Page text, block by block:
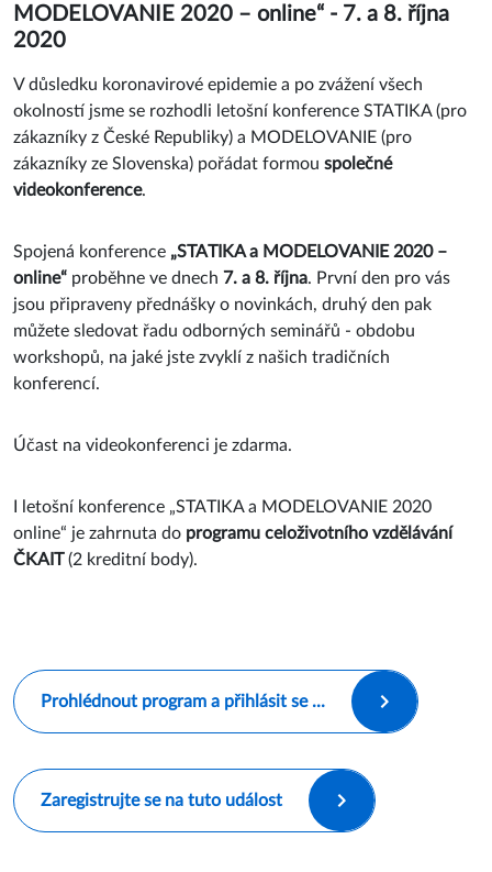
MODELOVANIE 2020 – online“ - 7. a 8. října
2020
V důsledku koronavirové epidemie a po zvážení všech
okolností jsme se rozhodli letošní konference STATIKA (pro
zákazníky z České Republiky) a MODELOVANIE (pro
zákazníky ze Slovenska) pořádat formou společné
videokonference.
Spojená konference „STATIKA a MODELOVANIE 2020 –
online“ proběhne ve dnech 7. a 8. října. První den pro vás
jsou připraveny přednášky o novinkách, druhý den pak
můžete sledovat řadu odborných seminářů - obdobu
workshopů, na jaké jste zvyklí z našich tradičních
konferencí.
Účast na videokonferenci je zdarma.
I letošní konference „STATIKA a MODELOVANIE 2020
online“ je zahrnuta do programu celoživotního vzdělávání
ČKAIT(2 kreditní body).
Prohlédnout program a přihlásit se ...
Zaregistrujte se na tuto událost